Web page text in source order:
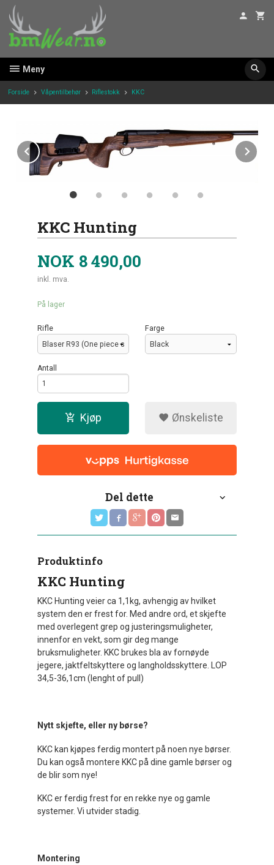
innholdet
Meny
Forside Våpentilbehør Riflestokk KKC
Prev
KKC Hunting
NOK 8 490,00
inkl. mva.
På lager
Rifle Farge
Antall
Kjøp Ønskeliste
Del dette
Produktinfo
KKC Hunting
KKC Hunting veier ca 1,1kg, avhengig av hvilket
system den er frest for. Med andre ord, et skjefte
med overlegent grep og justeringsmuligheter,
innenfor en vekt, som gir deg mange
bruksmuligheter. KKC brukes bla av fornøyde
jegere, jaktfeltskyttere og langholdsskyttere. LOP
34,5-36,1cm (lenght of pull)
Nytt skjefte, eller ny børse?
KKC kan kjøpes ferdig montert på noen nye børser.
Du kan også montere KKC på dine gamle børser og
de blir som nye!
KKC er ferdig frest for en rekke nye og gamle
systemer. Vi utvider stadig.
Montering